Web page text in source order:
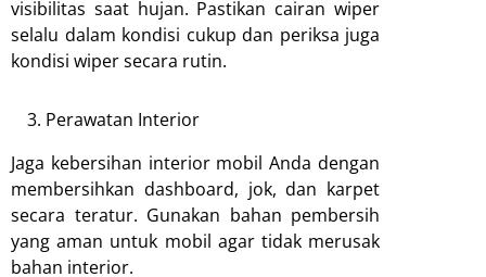
visibilitas saat hujan. Pastikan cairan wiper
selalu dalam kondisi cukup dan periksa juga
kondisi wiper secara rutin.
Perawatan Interior
Jaga kebersihan interior mobil Anda dengan
membersihkan dashboard, jok, dan karpet
secara teratur. Gunakan bahan pembersih
yang aman untuk mobil agar tidak merusak
bahan interior.